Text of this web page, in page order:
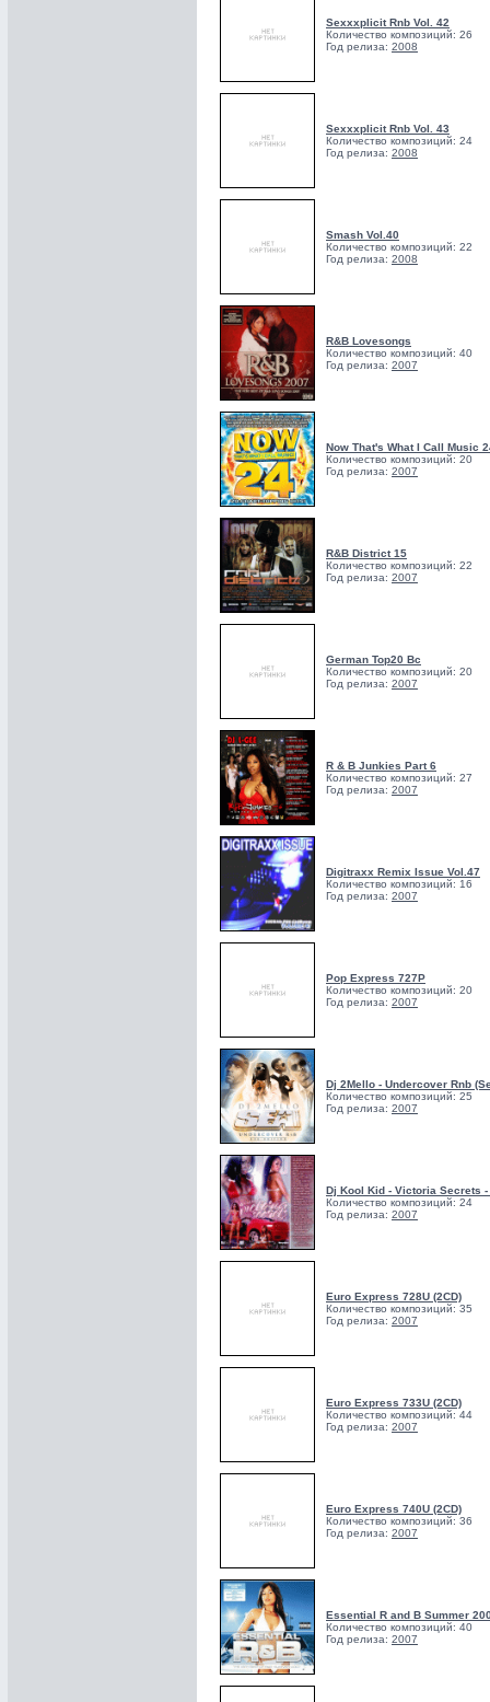
Sexxxplicit Rnb Vol. 42
Количество композиций: 26
Год релиза: 2008
Sexxxplicit Rnb Vol. 43
Количество композиций: 24
Год релиза: 2008
Smash Vol.40
Количество композиций: 22
Год релиза: 2008
R&B Lovesongs
Количество композиций: 40
Год релиза: 2007
Now That's What I Call Music
Количество композиций: 20
Год релиза: 2007
R&B District 15
Количество композиций: 22
Год релиза: 2007
German Top20 Bc
Количество композиций: 20
Год релиза: 2007
R & B Junkies Part 6
Количество композиций: 27
Год релиза: 2007
Digitraxx Remix Issue Vol.47
Количество композиций: 16
Год релиза: 2007
Pop Express 727P
Количество композиций: 20
Год релиза: 2007
Dj 2Mello - Undercover Rnb
Количество композиций: 25
Год релиза: 2007
Dj Kool Kid - Victoria Secrets -
Количество композиций: 24
Год релиза: 2007
Euro Express 728U (2CD)
Количество композиций: 35
Год релиза: 2007
Euro Express 733U (2CD)
Количество композиций: 44
Год релиза: 2007
Euro Express 740U (2CD)
Количество композиций: 36
Год релиза: 2007
Essential R and B Summer
Количество композиций: 40
Год релиза: 2007